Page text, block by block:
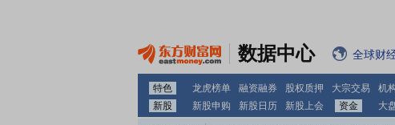
数据中心 全球财
特色 龙虎榜单 融资融券 股权质押 大宗交易 机
新股
新股申购 新股日历 新股上会 资金 大